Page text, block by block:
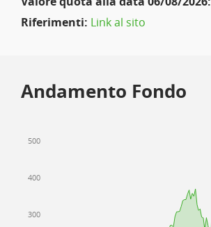
Riferimenti: Link al sito
Andamento Fondo
300
400
500